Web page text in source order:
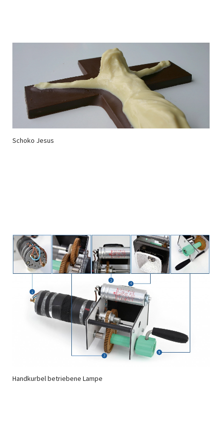
Schoko Jesus
Handkurbel betriebene Lampe